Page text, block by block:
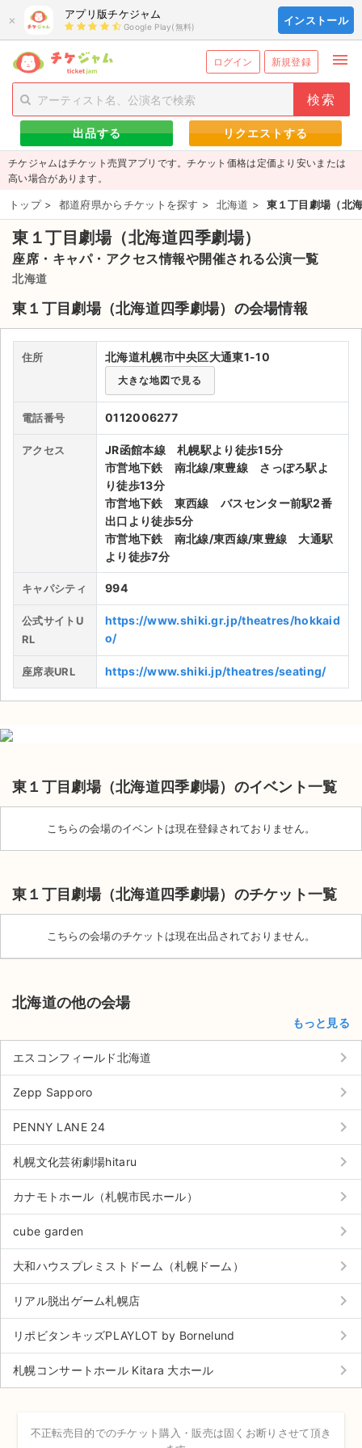
× アプリ版チケジャム
Google Play(無料) インストール
ログイン 新規登録 menu
person_add 新規会員登録 exit_to_app ログイン
チケットを探す
新着チケット
値下げしたチケット
都道府県からチケットを探す
もうすぐ開催のチケット
チケットのリクエスト一覧
取扱チケット
ライブ・コンサート（国内）
ライブ・コンサート（海外）
イベント
演劇・ミュージカル
AIに質問する
よくある質問
チケットジャム運営会社
チケットジャム利用規約
プライバシーポリシー
特定商取引法に基づく表記
公演登録依頼
不正転売禁止法について
チケットジャムの取り組み
音楽情報
出品する リクエストする
チケジャムはチケット売買アプリです。チケット価格は定価より安いまたは
高い場合があります。
トップ > 都道府県からチケットを探す > 北海道 > 東１丁目劇場（北
東１丁目劇場（北海道四季劇場）
座席・キャパ・アクセス情報や開催される公演一覧
北海道
東１丁目劇場（北海道四季劇場）の会場情報
住所 北海道札幌市中央区大通東1-10
大きな地図で見る
電話番号 0112006277
アクセス
JR函館本線 札幌駅より徒歩15分
市営地下鉄 南北線/東豊線 さっぽろ駅よ
り徒歩13分
市営地下鉄 東西線 バスセンター前駅2番
出口より徒歩5分
市営地下鉄 南北線/東西線/東豊線 大通駅
より徒歩7分
キャパシティ 994
公式サイトU
RL
https://www.shiki.gr.jp/theatres/hokkaid
o/
座席表URL https://www.shiki.jp/theatres/seating/
東１丁目劇場（北海道四季劇場）のイベント一覧
こちらの会場のイベントは現在登録されておりません。
東１丁目劇場（北海道四季劇場）のチケット一覧
こちらの会場のチケットは現在出品されておりません。
北海道の他の会場
もっと見る
エスコンフィールド北海道 keyboard_arrow_right
Zepp Sapporo keyboard_arrow_right
PENNY LANE 24 keyboard_arrow_right
札幌文化芸術劇場hitaru keyboard_arrow_right
カナモトホール（札幌市民ホール） keyboard_arrow_right
cube garden keyboard_arrow_right
大和ハウスプレミストドーム（札幌ドーム） keyboard_arrow_right
リアル脱出ゲーム札幌店 keyboard_arrow_right
リポビタンキッズPLAYLOT by Bornelund keyboard_arrow_right
札幌コンサートホール Kitara 大ホール keyboard_arrow_right
不正転売目的でのチケット購入・販売は固くお断りさせて頂き